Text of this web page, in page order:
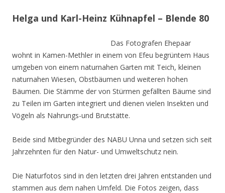
Helga und Karl-Heinz Kühnapfel – Blende 80
Das Fotografen Ehepaar
wohnt in Kamen-Methler in einem von Efeu begrüntem Haus
umgeben von einem naturnahen Garten mit Teich, kleinen
naturnahen Wiesen, Obstbäumen und weiteren hohen
Bäumen. Die Stämme der von Stürmen gefällten Bäume sind
zu Teilen im Garten integriert und dienen vielen Insekten und
Vögeln als Nahrungs-und Brutstätte.
Beide sind Mitbegründer des NABU Unna und setzen sich seit
Jahrzehnten für den Natur- und Umweltschutz nein.
Die Naturfotos sind in den letzten drei Jahren entstanden und
stammen aus dem nahen Umfeld. Die Fotos zeigen, dass